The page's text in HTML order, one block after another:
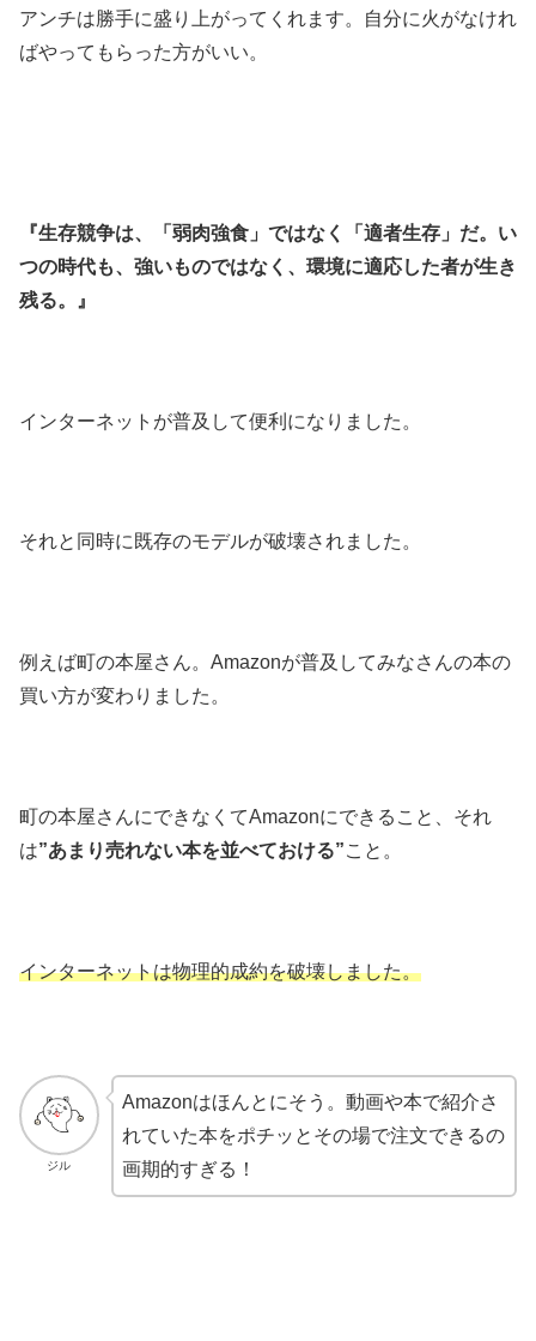
アンチは勝手に盛り上がってくれます。自分に火がなけれ
ばやってもらった方がいい。
『生存競争は、「弱肉強食」ではなく「適者生存」だ。い
つの時代も、強いものではなく、環境に適応した者が生き
残る。』
インターネットが普及して便利になりました。
それと同時に既存のモデルが破壊されました。
例えば町の本屋さん。Amazonが普及してみなさんの本の
買い方が変わりました。
町の本屋さんにできなくてAmazonにできること、それ
は”あまり売れない本を並べておける”こと。
インターネットは物理的成約を破壊しました。
ジル
Amazonはほんとにそう。動画や本で紹介さ
れていた本をポチッとその場で注文できるの
画期的すぎる！